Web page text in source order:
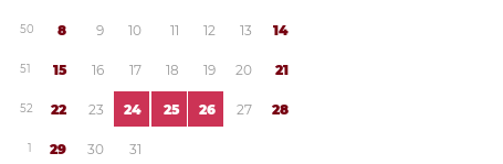
50 8 9 10 11 12 13 14
51 15 16 17 18 19 20 21
52 22 23 24 25 26 27 28
1 29 30 31